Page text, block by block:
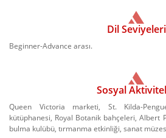
Dil Seviyeleri
Beginner-Advance arası.
Sosyal
Queen Victoria marketi, St. Kilda-
kütüphanesi, Royal Botanik bahçeleri, Albert
bulma kulübü, tırmanma etkinliği, sanat